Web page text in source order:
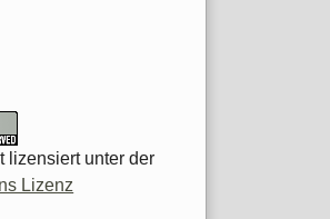
lizensiert unter der
Lizenz